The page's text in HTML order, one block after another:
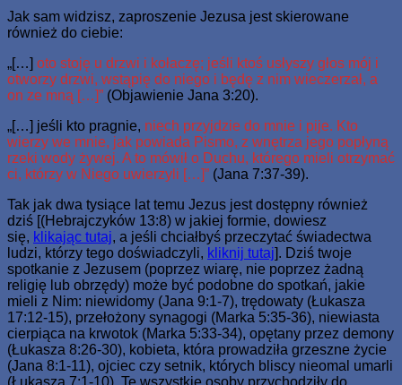
Jak sam widzisz, zaproszenie Jezusa jest skierowane
również do ciebie:
„[…] oto stoję u drzwi i kołaczę; jeśli ktoś usłyszy głos mój i
otworzy drzwi, wstąpię do niego i będę z nim wieczerzał, a
on ze mną […]” (Objawienie Jana 3:20).
„[…] jeśli kto pragnie, niech przyjdzie do mnie i pije. Kto
wierzy we mnie, jak powiada Pismo, z wnętrza jego popłyną
rzeki wody żywej. A to mówił o Duchu, którego mieli otrzymać
ci, którzy w Niego uwierzyli […]” (Jana 7:37-39).
Tak jak dwa tysiące lat temu Jezus jest dostępny również
dziś [(Hebrajczyków 13:8) w jakiej formie, dowiesz
się, klikając tutaj, a jeśli chciałbyś przeczytać świadectwa
ludzi, którzy tego doświadczyli, kliknij tutaj]. Dziś twoje
spotkanie z Jezusem (poprzez wiarę, nie poprzez żadną
religię lub obrzędy) może być podobne do spotkań, jakie
mieli z Nim: niewidomy (Jana 9:1-7), trędowaty (Łukasza
17:12-15), przełożony synagogi (Marka 5:35-36), niewiasta
cierpiąca na krwotok (Marka 5:33-34), opętany przez demony
(Łukasza 8:26-30), kobieta, która prowadziła grzeszne życie
(Jana 8:1-11), ojciec czy setnik, których bliscy nieomal umarli
(Łukasza 7:1-10). Te wszystkie osoby przychodziły do